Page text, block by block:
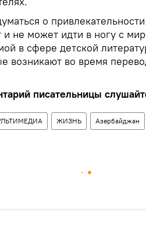
о
и не может идти в ногу с
в сфере детской
возникают во время
писательницы
ЖИЗНЬ Азербайджан